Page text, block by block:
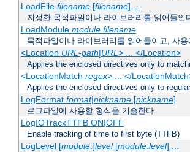
LoadFile filename[filename] ...
지정한 목적파일이나 라이브러리를 읽어들인
LoadModule module filename
목적파일이나 라이브러리를 읽어들이고, 사
<Location URL-path|URL> ... </Location>
Applies the enclosed directives only to
<LocationMatch regex> ... </
Applies the enclosed directives only to
LogFormat format|nickname[nickname]
로그파일에 사용할 형식을 기술한다
LogIOTrackTTFB ON|OFF
Enable tracking of time to first byte (TTFB)
LogLevel [module:]level[module:level] ...